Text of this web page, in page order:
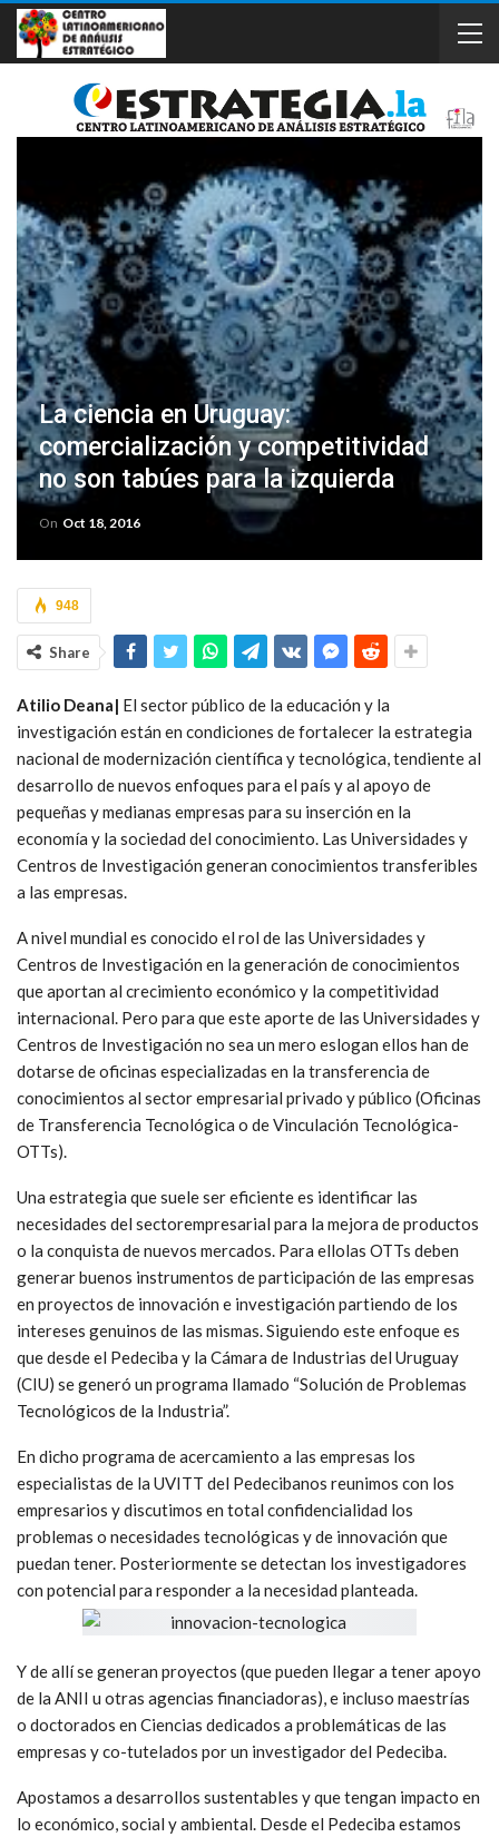
La ciencia en Uruguay:
comercialización y competitividad
no son tabúes para la izquierda
On Oct 18, 2016
948
Share
Atilio Deana| El sector público de la educación y la
investigación están en condiciones de fortalecer la estrategia
nacional de modernización científica y tecnológica, tendiente al
desarrollo de nuevos enfoques para el país y al apoyo de
pequeñas y medianas empresas para su inserción en la
economía y la sociedad del conocimiento. Las Universidades y
Centros de Investigación generan conocimientos transferibles
a las empresas.
A nivel mundial es conocido el rol de las Universidades y
Centros de Investigación en la generación de conocimientos
que aportan al crecimiento económico y la competitividad
internacional. Pero para que este aporte de las Universidades y
Centros de Investigación no sea un mero eslogan ellos han de
dotarse de oficinas especializadas en la transferencia de
conocimientos al sector empresarial privado y público (Oficinas
de Transferencia Tecnológica o de Vinculación Tecnológica-
OTTs).
Una estrategia que suele ser eficiente es identificar las
necesidades del sectorempresarial para la mejora de productos
o la conquista de nuevos mercados. Para ellolas OTTs deben
generar buenos instrumentos de participación de las empresas
en proyectos de innovación e investigación partiendo de los
intereses genuinos de las mismas. Siguiendo este enfoque es
que desde el Pedeciba y la Cámara de Industrias del Uruguay
(CIU) se generó un programa llamado “Solución de Problemas
Tecnológicos de la Industria”.
En dicho programa de acercamiento a las empresas los
especialistas de la UVITT del Pedecibanos reunimos con los
empresarios y discutimos en total confidencialidad los
problemas o necesidades tecnológicas y de innovación que
puedan tener. Posteriormente se detectan los investigadores
con potencial para responder a la necesidad planteada.
Y de allí se generan proyectos (que pueden llegar a tener apoyo
de la ANII u otras agencias financiadoras), e incluso maestrías
o doctorados en Ciencias dedicados a problemáticas de las
empresas y co-tutelados por un investigador del Pedeciba.
Apostamos a desarrollos sustentables y que tengan impacto en
lo económico, social y ambiental. Desde el Pedeciba estamos